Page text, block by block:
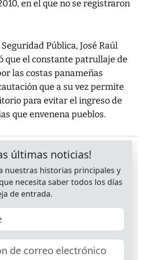
en el que no se registraron
Pública, José Raúl
que el constante patrullaje de
las costas panameñas
que a su vez permite
para evitar el ingreso de
que envenena pueblos.